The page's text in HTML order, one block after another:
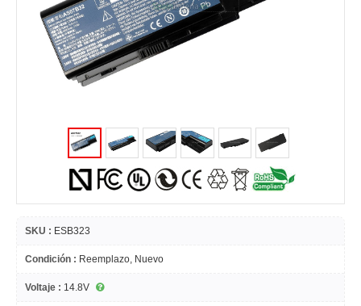
SKU : ESB323
Condición : Reemplazo, Nuevo
Voltaje : 14.8V